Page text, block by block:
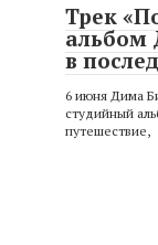
Трек
альбом
в
6 июня Дима
студийный
путешествие,